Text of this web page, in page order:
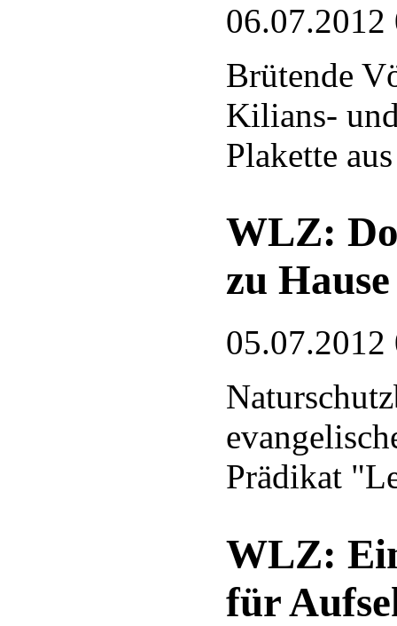
06.07.2012
Brütende
Kilians-
Plakette aus
WLZ:
zu Hause
05.07.2012
Prädikat
WLZ:
für